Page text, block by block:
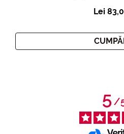
Lei
5/